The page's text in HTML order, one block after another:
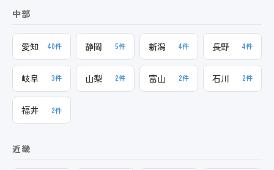
中部
愛知 40件 静岡 5件 新潟 4件 長野 4件
岐阜 3件 山梨 2件 富山 2件 石川 2件
福井 2件
近畿